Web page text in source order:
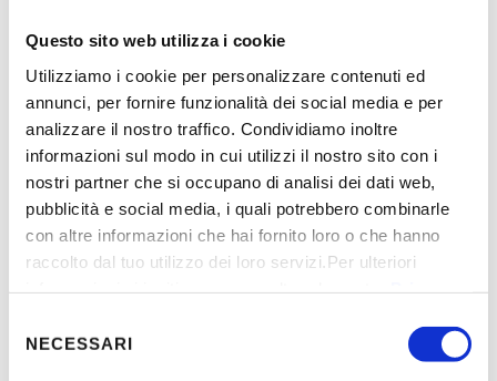
Questo sito web utilizza i cookie
Utilizziamo i cookie per personalizzare contenuti ed
annunci, per fornire funzionalità dei social media e per
analizzare il nostro traffico. Condividiamo inoltre
informazioni sul modo in cui utilizzi il nostro sito con i
nostri partner che si occupano di analisi dei dati web,
pubblicità e social media, i quali potrebbero combinarle
con altre informazioni che hai fornito loro o che hanno
raccolto dal tuo utilizzo dei loro servizi.Per ulteriori
delNECESSARI
OMAP: un’azienda che guarda al futuro